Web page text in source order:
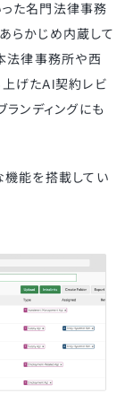
た名門法律事務
らかじめ内蔵して
法律事務所や西
げたAI契約レビ
ンディングにも
機能を搭載してい